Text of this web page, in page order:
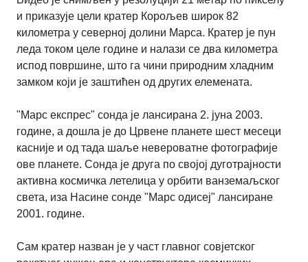
и приказује цели кратер Корољев широк 82
километра у северној долини Марса. Кратер је пун
леда током целе године и налази се два километра
испод површине, што га чини природним хладним
замком који је заштићен од других елемената.
"Марс експрес" сонда је лансирана 2. јуна 2003.
године, а дошла је до Црвене планете шест месеци
касније и од тада шаље невероватне фотографије
ове планете. Сонда је друга по својој дуготрајности
активна космичка летелица у орбити ванземаљског
света, иза Насине сонде "Марс одисеј" лансиране
2001. године.
Сам кратер назван је у част главног совјетског